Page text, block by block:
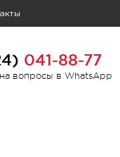
041-88-77
вопросы в WhatsApp